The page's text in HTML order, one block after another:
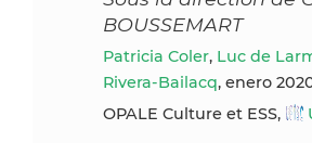
BOUSSEMART
Patricia Coler, Luc de
Rivera-Bailacq, enero
OPALE Culture et ESS,